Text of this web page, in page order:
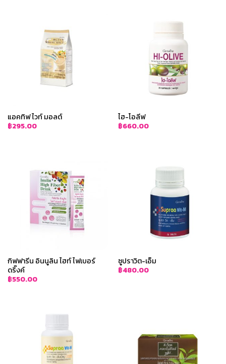
แอคทิฟ ไวท์ มอลต์
฿295.00
ไฮ-โอลีฟ
฿660.00
กิฟฟารีน อินนูลิน ไฮท์ ไฟเบอร์
ดริ๊งค์
฿550.00
ซูปราวิต-เอ็ม
฿480.00